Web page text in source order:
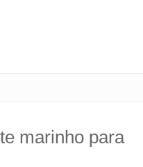
marinho para